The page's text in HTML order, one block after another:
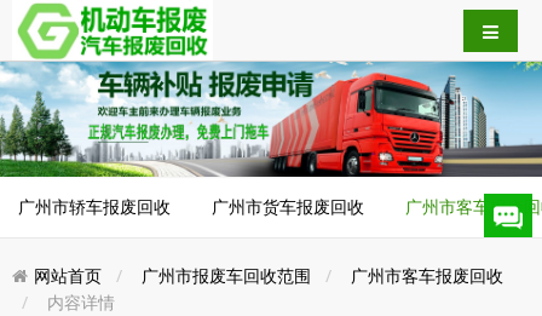
广州市轿车报废回收 广州市货车报废回收 广州市客车报废
网站首页 广州市报废车回收范围
广州市客车报废回收
内容详情